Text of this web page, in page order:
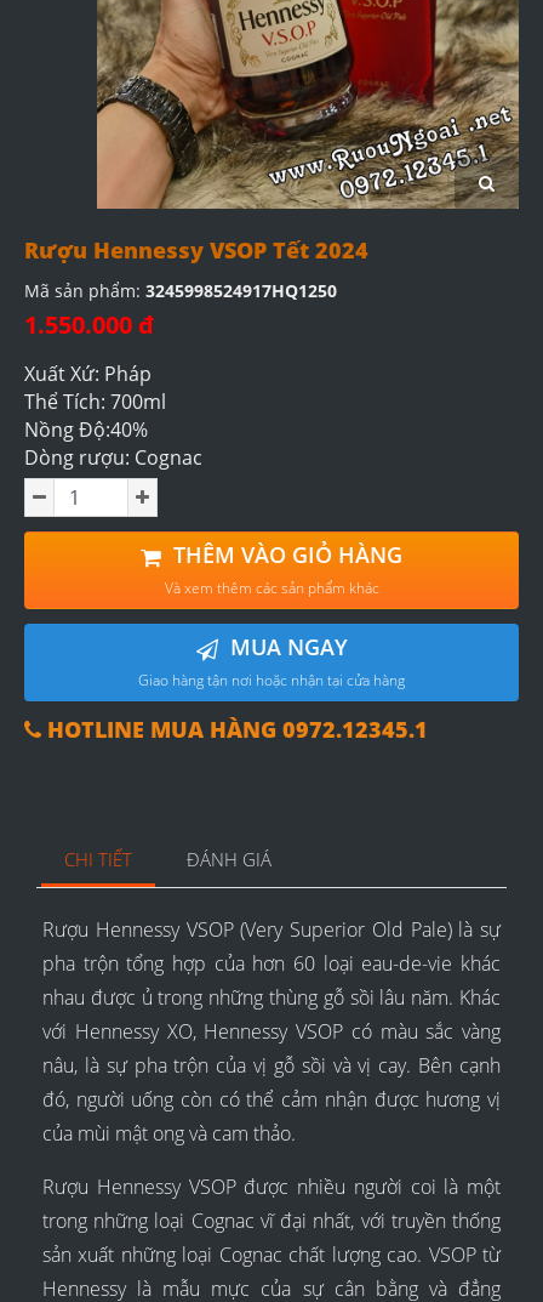
Rượu Hennessy VSOP Tết 2024
Mã sản phẩm: 3245998524917HQ1250
1.550.000 đ
Xuất Xứ: Pháp
Thể Tích: 700ml
Nồng Độ:40%
Dòng rượu: Cognac
THÊM VÀO GIỎ HÀNG
Và xem thêm các sản phẩm khác
MUA NGAY
Giao hàng tận nơi hoặc nhận tại cửa hàng
HOTLINE MUA HÀNG 0972.12345.1
CHI TIẾT ĐÁNH GIÁ
Rượu Hennessy VSOP (Very Superior Old Pale) là sự
pha trộn tổng hợp của hơn 60 loại eau-de-vie khác
nhau được ủ trong những thùng gỗ sồi lâu năm. Khác
với Hennessy XO, Hennessy VSOP có màu sắc vàng
nâu, là sự pha trộn của vị gỗ sồi và vị cay. Bên cạnh
đó, người uống còn có thể cảm nhận được hương vị
của mùi mật ong và cam thảo.
Rượu Hennessy VSOP được nhiều người coi là một
trong những loại Cognac vĩ đại nhất, với truyền thống
sản xuất những loại Cognac chất lượng cao. VSOP từ
Hennessy là mẫu mực của sự cân bằng và đẳng